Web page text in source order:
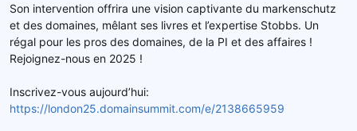
Son intervention offrira une vision captivante du markenschutz
et des domaines, mêlant ses livres et l’expertise Stobbs. Un
régal pour les pros des domaines, de la PI et des affaires !
Rejoignez-nous en 2025 !
Inscrivez-vous aujourd’hui:
https://london25.domainsummit.com/e/2138665959